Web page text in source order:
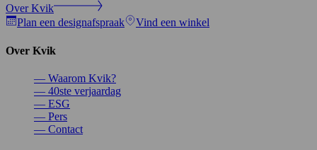
Over Kvik
Plan een designafspraak
Vind een winkel
Over Kvik
— Waarom Kvik?
— 40ste verjaardag
— ESG
— Pers
— Contact